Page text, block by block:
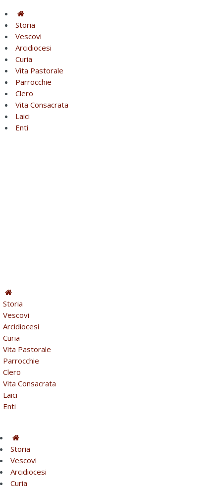
Storia
Vescovi
Arcidiocesi
Curia
Vita Pastorale
Parrocchie
Clero
Vita Consacrata
Laici
Enti
Storia
Vescovi
Arcidiocesi
Curia
Vita Pastorale
Parrocchie
Clero
Vita Consacrata
Laici
Enti
Storia
Vescovi
Arcidiocesi
Curia